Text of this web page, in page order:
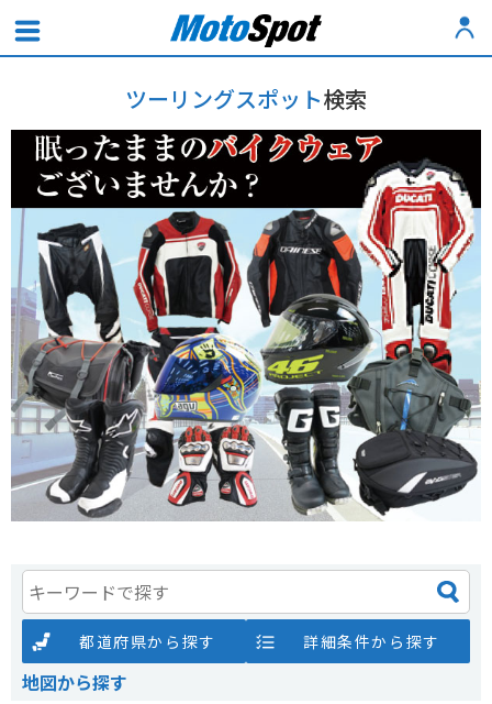
ツーリングスポット検索
都道府県から探す 詳細条件から探す
地図から探す